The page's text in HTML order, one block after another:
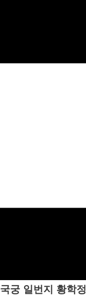
국궁 일번지 황학정